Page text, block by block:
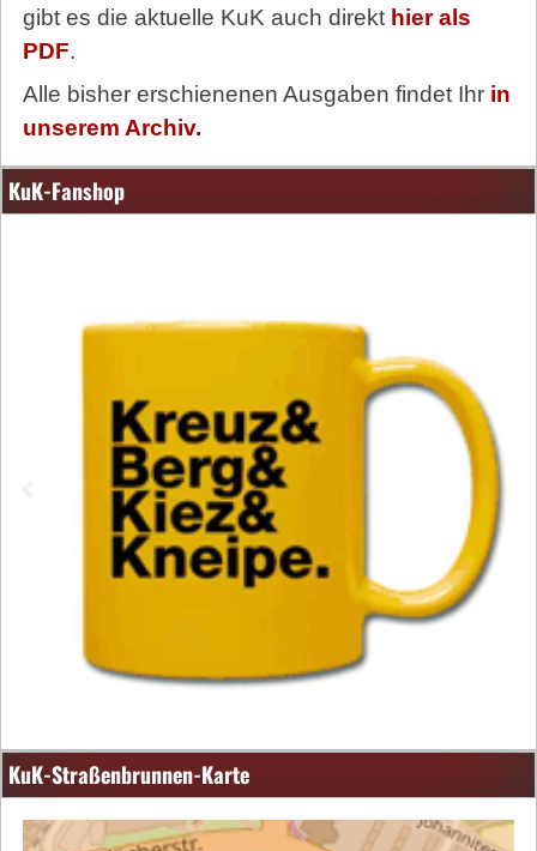
gibt es die aktuelle KuK auch direkt hier als
PDF.
Alle bisher erschienenen Ausgaben findet Ihr in
unserem Archiv.
KuK-Fanshop
KuK-Straßenbrunnen-Karte